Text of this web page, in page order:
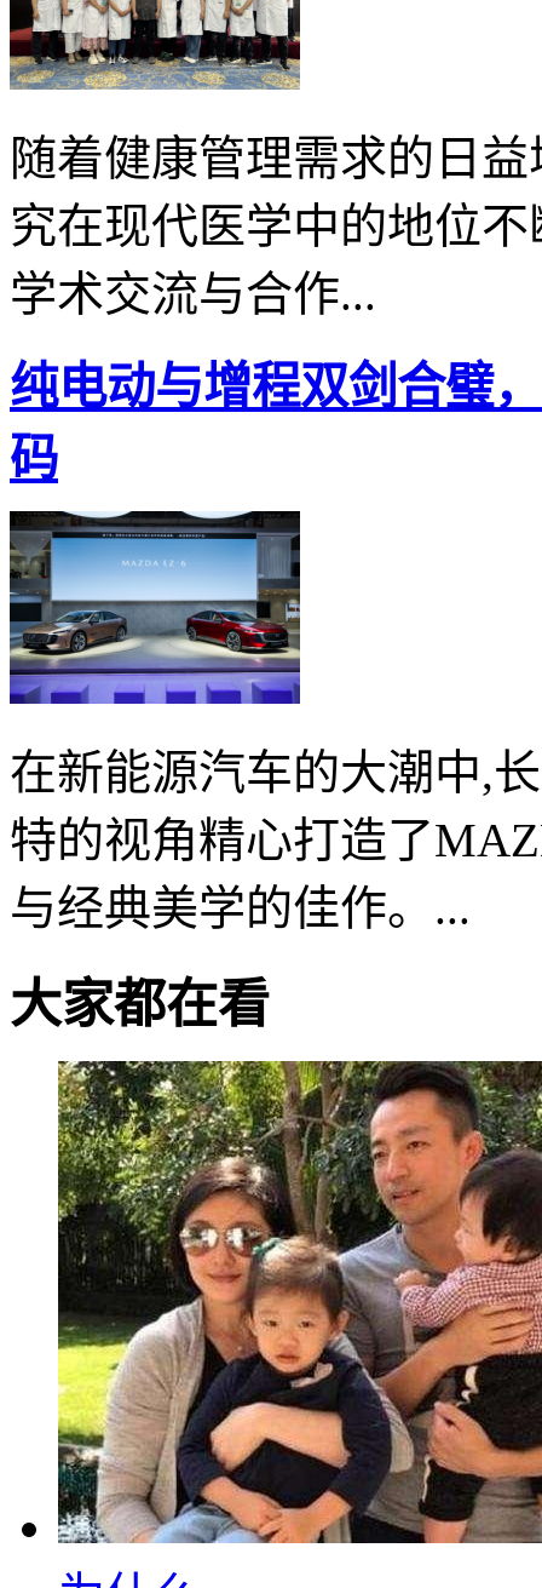
随着健康管理需求的日
究在现代医学中的地位
学术交流与合作...
纯电动与增程双剑合璧
码
在新能源汽车的大潮中,
特的视角精心打造了
与经典美学的佳作。...
大家都在看